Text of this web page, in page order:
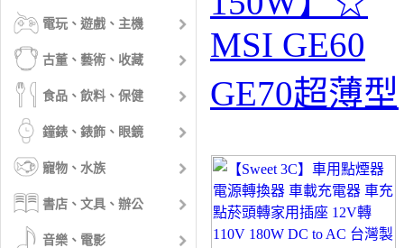
電玩、遊戲、主機
古董、藝術、收藏
食品、飲料、保健
鐘錶、錶飾、眼鏡
寵物、水族
書店、文具、辦公
音樂、電影
MSI GE60
GE70超薄型